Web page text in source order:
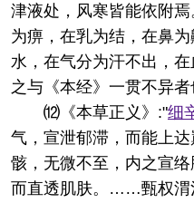
津液处，风寒皆能依附
为痹，在乳为结，在鼻
水，在气分为汗不出，在
之与《本经》一贯不异
⑿《本草正义》:"细
气，宣泄郁滞，而能上
骸，无微不至，内之宣
而直透肌肤。……甄权渭